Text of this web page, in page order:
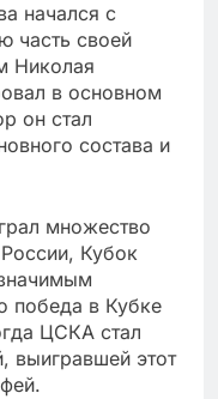
начался с
часть своей
Николая
в основном
он стал
состава и
множество
Кубок
победа в Кубке
ЦСКА стал
выигравшей этот